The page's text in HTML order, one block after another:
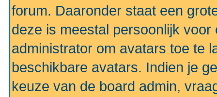
forum. Daaronder staat een
deze is meestal persoonlijk
administrator om avatars toe te
beschikbare avatars. Indien je
keuze van de board admin,